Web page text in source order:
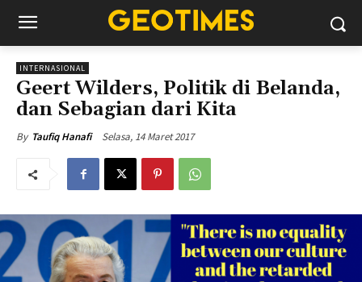
INTERNASIONAL
Geert Wilders, Politik di Belanda,
dan Sebagian dari Kita
By Taufiq Hanafi Selasa, 14 Maret 2017